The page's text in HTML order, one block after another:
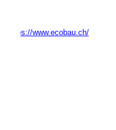
https://www.ecobau.ch/